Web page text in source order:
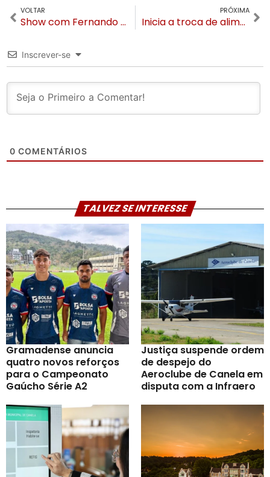
VOLTAR
Show com Fernando & Sorocaba é atração em Gramado na 11ª edição da Confraria SG ￼
PRÓXIMA
Inicia a troca de alimentos por ingressos do Natal Luz
Inscrever-se
0 COMENTÁRIOS
TALVEZ SE INTERESSE
Gramadense anuncia
quatro novos reforços
para o Campeonato
Gaúcho Série A2
Justiça suspende ordem
de despejo do
Aeroclube de Canela em
disputa com a Infraero